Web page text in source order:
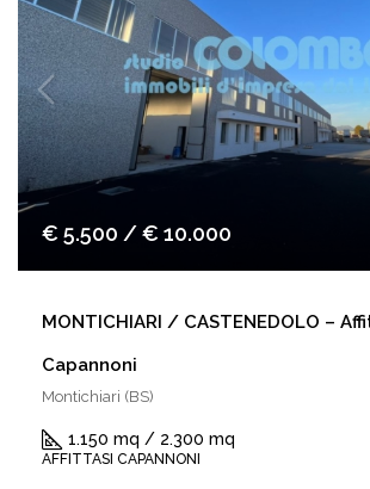
€ 5.500 / € 10.000
MONTICHIARI / CASTENEDOLO –
Capannoni
Montichiari (BS)
1.150 mq / 2.300 mq
AFFITTASI CAPANNONI